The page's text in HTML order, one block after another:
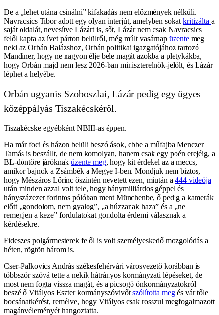
De a „lehet utána csinálni” kifakadás nem előzmények nélküli.
Navracsics Tibor adott egy olyan interjút, amelyben sokat kritizálta a
saját oldalát, nevesítve Lázárt is, sőt, Lázár nem csak Navracsics
felől kapta az ívet párton belülről, még múlt vasárnap üzente meg
neki az Orbán Balázshoz, Orbán politikai igazgatójához tartozó
Mandiner, hogy ne nagyon élje bele magát azokba a pletykákba,
hogy Orbán majd nem lesz 2026-ban miniszterelnök-jelölt, és Lázár
léphet a helyébe.
Orbán ugyanis Szoboszlai, Lázár pedig egy ügyes
középpályás Tiszakécskéről.
Tiszakécske egyébként NBIII-as éppen.
Ha már foci és házon belüli beszólások, ebbe a műfajba Menczer
Tamás is beszállt, de nem komolyan, hanem csak egy poén erejéig, a
BL-döntőre járóknak üzente meg, hogy kit érdekel az a meccs,
amikor bajnok a Zsámbék a Megye I-ben. Mondjuk nem biztos,
hogy Mészáros Lőrinc őszintén nevetett ezen, miután a 444 videója
után minden azzal volt tele, hogy hánymilliárdos géppel és
hányszázezer forintos pólóban ment Münchenbe, ő pedig a kamerák
előtt „gondolom, nem gyalog”, „a húzzanak haza” és a „ne
remegjen a keze” fordulatokat gondolta érdemi válasznak a
kérdésekre.
Fideszes polgármesterek felől is volt személyeskedő mozgolódás a
héten, rögtön három is.
Cser-Palkovics András székesfehérvári városvezető korábban is
többször szóvá tette a nekik hátrányos kormányzati lépéseket, de
most nem fogta vissza magát, és a picsogó önkormányzatokról
beszélő Vitályos Eszter kormányszóvivőt szólította meg és vár tőle
bocsánatkérést, remélve, hogy Vitályos csak rosszul megfogalmazott
magánvéleményét hangoztatta.